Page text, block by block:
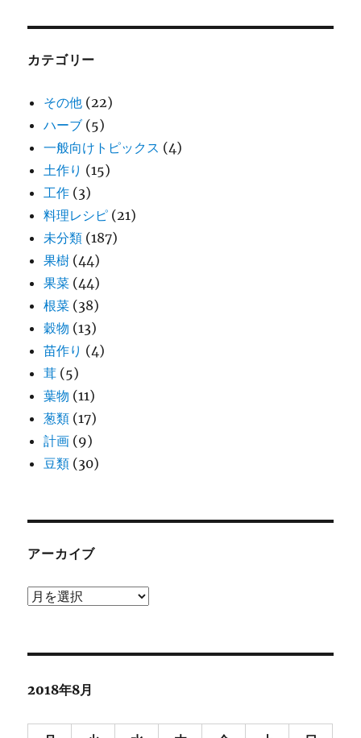
カテゴリー
その他 (22)
ハーブ (5)
一般向けトピックス (4)
土作り (15)
工作 (3)
料理レシピ (21)
未分類 (187)
果樹 (44)
果菜 (44)
根菜 (38)
穀物 (13)
苗作り (4)
茸 (5)
葉物 (11)
葱類 (17)
計画 (9)
豆類 (30)
アーカイブ
ア
ブ
2018年8月